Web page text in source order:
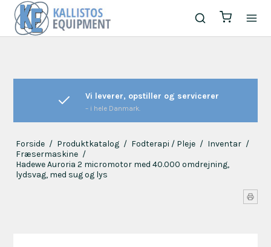
Vi leverer, opstiller og servicerer
– i hele Danmark.
Forside / Produktkatalog / Fodterapi / Pleje / Inventar /
Fræsermaskine /
Hadewe Auroria 2 micromotor med 40.000 omdrejning,
lydsvag, med sug og lys